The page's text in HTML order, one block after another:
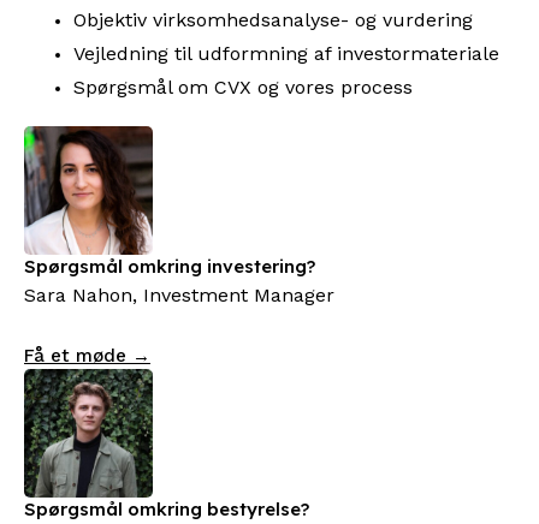
Objektiv virksomhedsanalyse- og vurdering
Vejledning til udformning af investormateriale
Spørgsmål om CVX og vores process
Spørgsmål omkring investering?
Sara Nahon, Investment Manager
Få et møde →
Spørgsmål omkring bestyrelse?